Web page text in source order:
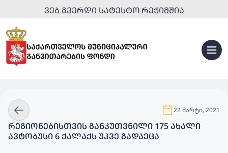
ᲕᲔᲑ ᲒᲕᲔᲠᲓᲘ ᲡᲐᲢᲔᲡᲢᲝ ᲠᲔᲟᲘᲛᲨᲘᲐ
22 მარტი, 2021
ᲠᲔᲒᲘᲝᲜᲔᲑᲘᲡᲗᲕᲘᲡ ᲒᲐᲜᲙᲣᲗᲕᲜᲘᲚᲘ 175 ᲐᲮᲐᲚᲘ
ᲐᲕᲢᲝᲑᲣᲡᲘ 6 ᲥᲐᲚᲐᲥᲡ ᲣᲙᲕᲔ ᲒᲐᲓᲐᲔᲪᲐ